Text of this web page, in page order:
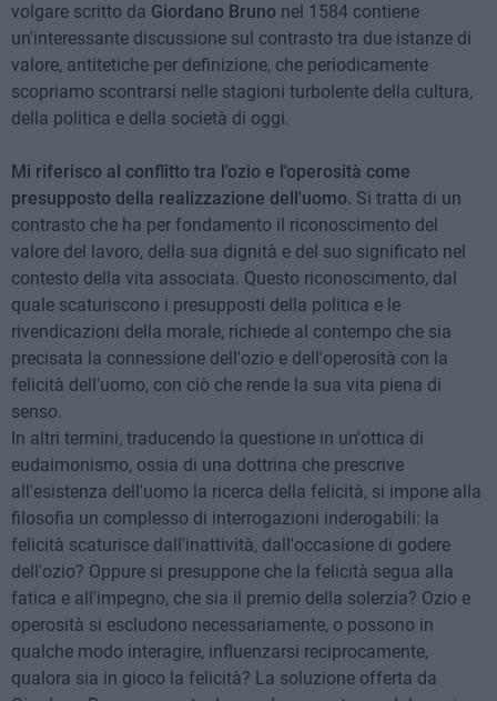
volgare scritto da Giordano Bruno nel 1584 contiene
un'interessante discussione sul contrasto tra due istanze di
valore, antitetiche per definizione, che periodicamente
scopriamo scontrarsi nelle stagioni turbolente della cultura,
della politica e della società di oggi.
Mi riferisco al conflitto tra l'ozio e l'operosità come
presupposto della realizzazione dell'uomo. Si tratta di un
contrasto che ha per fondamento il riconoscimento del
valore del lavoro, della sua dignità e del suo significato nel
contesto della vita associata. Questo riconoscimento, dal
quale scaturiscono i presupposti della politica e le
rivendicazioni della morale, richiede al contempo che sia
precisata la connessione dell'ozio e dell'operosità con la
felicità dell'uomo, con ciò che rende la sua vita piena di
senso.
In altri termini, traducendo la questione in un'ottica di
eudaimonismo, ossia di una dottrina che prescrive
all'esistenza dell'uomo la ricerca della felicità, si impone alla
filosofia un complesso di interrogazioni inderogabili: la
felicità scaturisce dall'inattività, dall'occasione di godere
dell'ozio? Oppure si presuppone che la felicità segua alla
fatica e all'impegno, che sia il premio della solerzia? Ozio e
operosità si escludono necessariamente, o possono in
qualche modo interagire, influenzarsi reciprocamente,
qualora sia in gioco la felicità? La soluzione offerta da